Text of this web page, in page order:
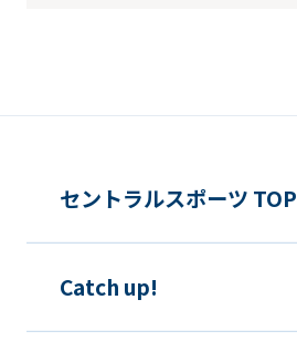
セントラルスポーツ TOP
Catch up!